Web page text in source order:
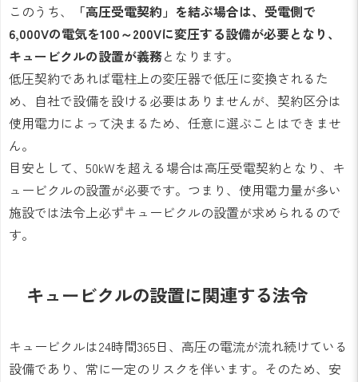
このうち、
「高圧受電契約」を結ぶ場合は、受電側で
6,000Vの電気を100～200Vに変圧する設備が必要となり、
キュービクルの設置が義務となります。
低圧契約であれば電柱上の変圧器で低圧に変換されるた
め、自社で設備を設ける必要はありませんが、契約区分は
使用電力によって決まるため、任意に選ぶことはできませ
ん。
目安として、50kWを超える場合は高圧受電契約となり、キ
ュービクルの設置が必要です。つまり、使用電力量が多い
施設では法令上必ずキュービクルの設置が求められるので
す。
キュービクルの設置に関連する法令
キュービクルは24時間365日、高圧の電流が流れ続けている
設備であり、常に一定のリスクを伴います。そのため、安